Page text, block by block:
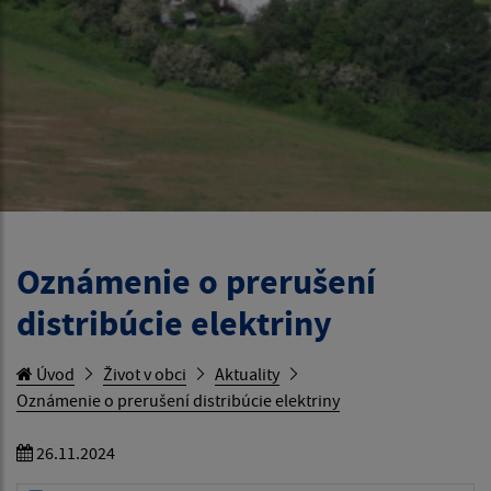
Oznámenie o prerušení
distribúcie elektriny
Úvod Život v obci
Aktuality
Oznámenie o prerušení distribúcie elektriny
26.11.2024